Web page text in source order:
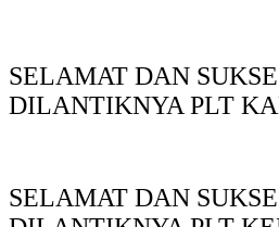
SELAMAT DAN
DILANTIKNYA PLT
SELAMAT DAN